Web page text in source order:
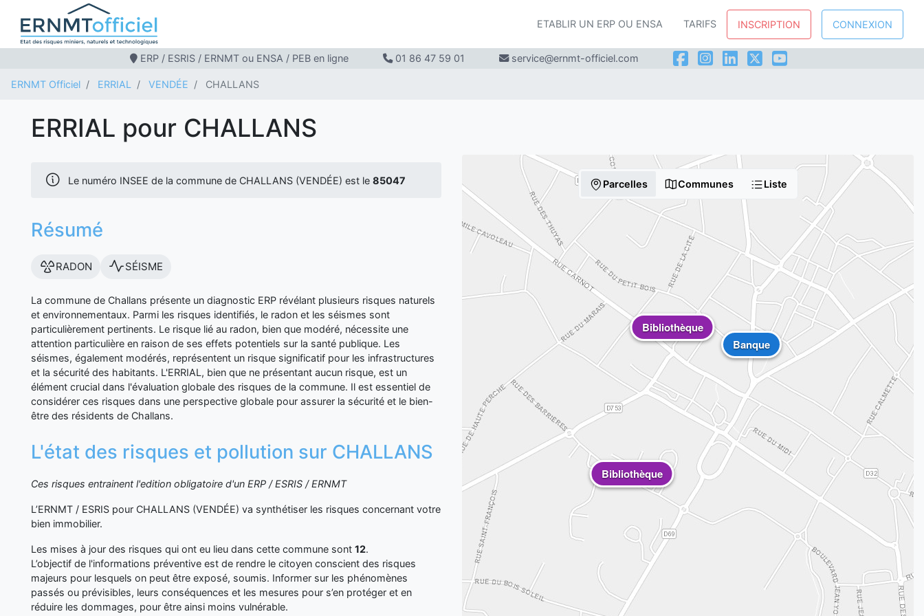
ETABLIR UN ERP OU ENSA TARIFS INSCRIPTION CONNEXION
ERP / ESRIS / ERNMT ou ENSA / PEB en ligne 01 86 47 59 01 service@ernmt-officiel.com
ERNMT Officiel ERRIAL VENDÉE CHALLANS
ERRIAL pour CHALLANS
Le numéro INSEE de la commune de CHALLANS (VENDÉE) est le 85047
Résumé
RADON SÉISME
La commune de Challans présente un diagnostic ERP révélant plusieurs risques naturels
et environnementaux. Parmi les risques identifiés, le radon et les séismes sont
particulièrement pertinents. Le risque lié au radon, bien que modéré, nécessite une
attention particulière en raison de ses effets potentiels sur la santé publique. Les
séismes, également modérés, représentent un risque significatif pour les infrastructures
et la sécurité des habitants. L'ERRIAL, bien que ne présentant aucun risque, est un
élément crucial dans l'évaluation globale des risques de la commune. Il est essentiel de
considérer ces risques dans une perspective globale pour assurer la sécurité et le bien-
être des résidents de Challans.
L'état des risques et pollution sur CHALLANS
Ces risques entrainent l'edition obligatoire d'un ERP / ESRIS / ERNMT
L’ERNMT / ESRIS pour CHALLANS (VENDÉE) va synthétiser les risques concernant votre
bien immobilier.
Les mises à jour des risques qui ont eu lieu dans cette commune sont 12.
L’objectif de l'informations préventive est de rendre le citoyen conscient des risques
majeurs pour lesquels on peut être exposé, soumis. Informer sur les phénomènes
passés ou prévisibles, leurs conséquences et les mesures pour s’en protéger et en
réduire les dommages, pour être ainsi moins vulnérable.
Parcelles Communes Liste
Banque
Bibliothèque
Bibliothèque